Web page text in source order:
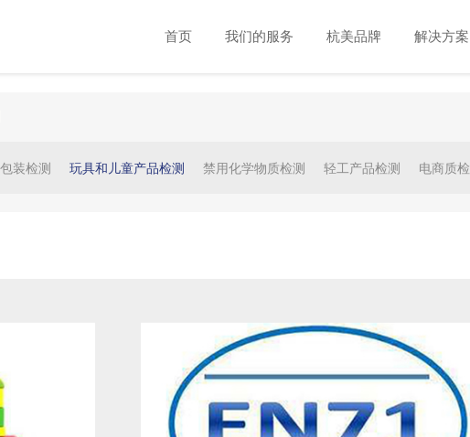
首页 我们的服务 杭美品牌 解决方案
装检测 玩具和儿童产品检测 禁用化学物质检测 轻工产品检测 电商质检